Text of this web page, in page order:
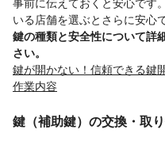
いる店舗を選ぶとさらに安心
鍵の種類と安全性について詳
さい。
鍵が開かない！信頼できる鍵
作業内容
鍵（補助鍵）の交換・取